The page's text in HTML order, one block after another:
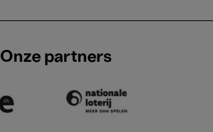
Onze partners